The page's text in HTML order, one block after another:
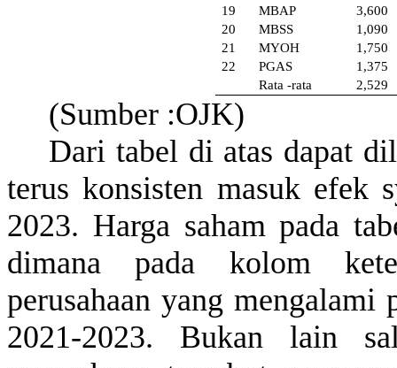
19
MBAP
3,600
20
MBSS
1,090
21
MYOH
1,750
22
PGAS
1,375
Rata -rata
2,529
(Sumber :OJK)
Dari tabel di atas dapat
terus konsisten masuk efek
2023. Harga saham pada
dimana pada kolom
perusahaan yangmengalami
2021-2023. Bukan lain